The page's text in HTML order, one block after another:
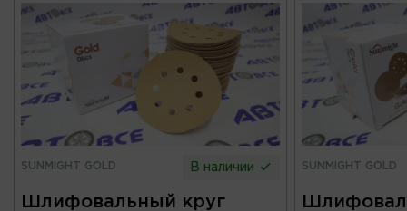
SUNMIGHT GOLD В наличии
Шлифовальный круг
SUNMIGHT GOLD